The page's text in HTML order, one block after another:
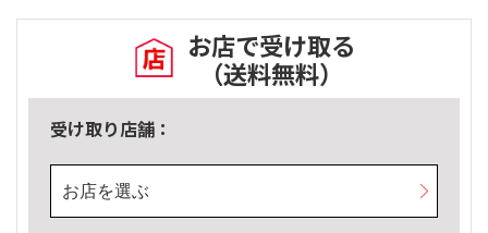
お店で受け取る
（送料無料）
受け取り店舗：
お店を選ぶ